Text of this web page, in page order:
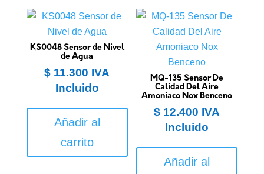
KS0048 Sensor de Nivel
de Agua
$ 11.300 IVA
Incluido
Añadir al
carrito
MQ-135 Sensor De
Calidad Del Aire
Amoniaco Nox Benceno
$ 12.400 IVA
Incluido
Añadir al